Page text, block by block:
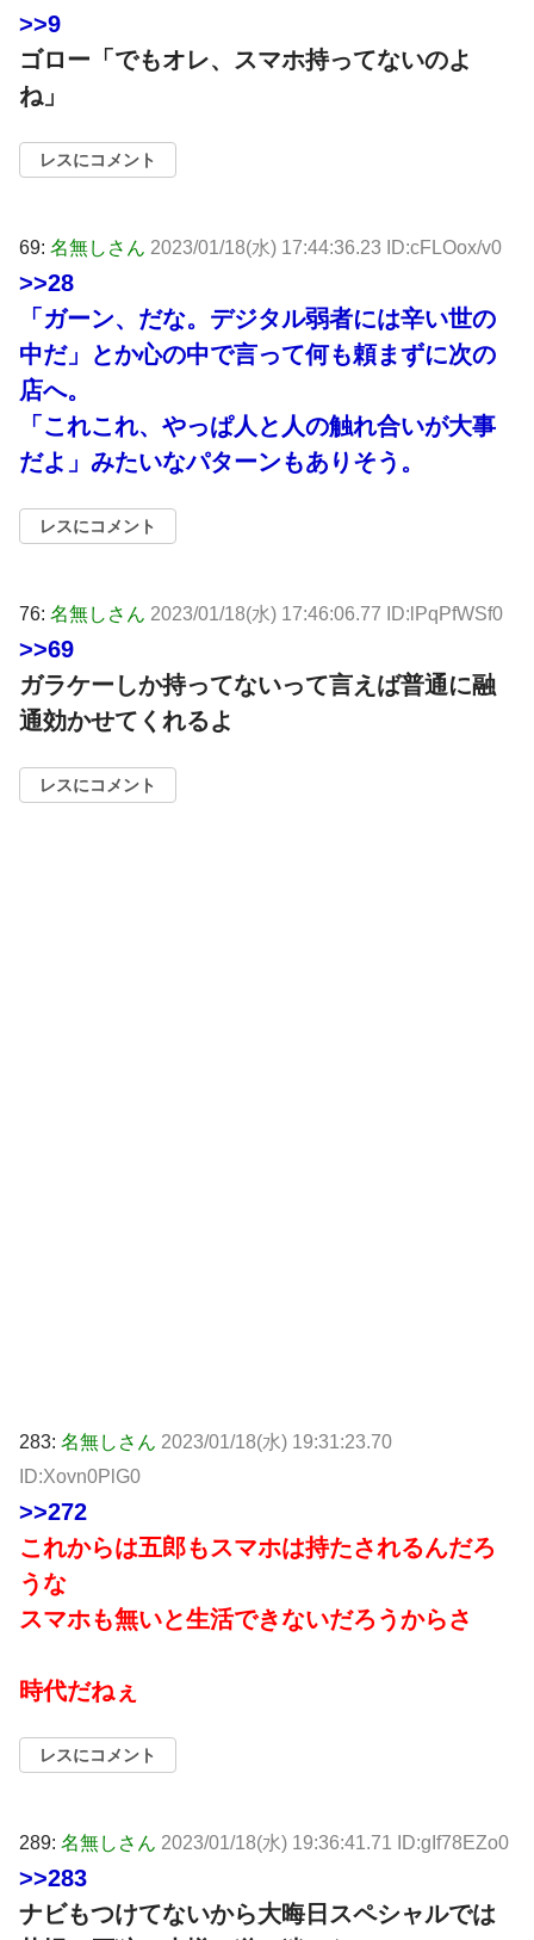
>>9
ゴロー「でもオレ、スマホ持ってないのよ
ね」
レスにコメント
69: 名無しさん 2023/01/18(水) 17:44:36.23 ID:cFLOox/v0
>>28
「ガーン、だな。デジタル弱者には辛い世の
中だ」とか心の中で言って何も頼まずに次の
店へ。
「これこれ、やっぱ人と人の触れ合いが大事
だよ」みたいなパターンもありそう。
レスにコメント
76: 名無しさん 2023/01/18(水) 17:46:06.77 ID:lPqPfWSf0
>>69
ガラケーしか持ってないって言えば普通に融
通効かせてくれるよ
レスにコメント
283: 名無しさん 2023/01/18(水) 19:31:23.70
ID:Xovn0PlG0
>>272
これからは五郎もスマホは持たされるんだろ
うな
スマホも無いと生活できないだろうからさ
時代だねぇ
レスにコメント
289: 名無しさん 2023/01/18(水) 19:36:41.71 ID:gIf78EZo0
>>283
ナビもつけてないから大晦日スペシャルでは